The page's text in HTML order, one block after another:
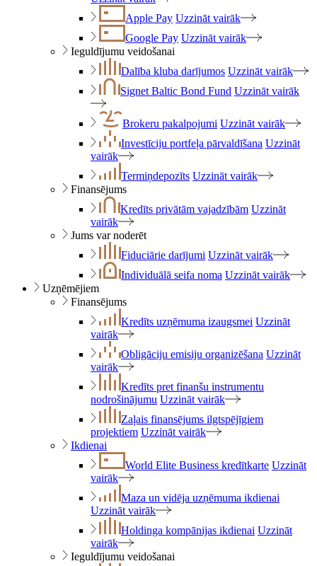
Apple Pay Uzzināt vairāk
Google Pay Uzzināt vairāk
Ieguldījumu veidošanai
Dalība kluba darījumos Uzzināt vairāk
Signet Baltic Bond Fund Uzzināt vairāk
Brokeru pakalpojumi Uzzināt vairāk
Investīciju portfeļa pārvaldīšana Uzzināt
vairāk
Termiņdepozīts Uzzināt vairāk
Finansējums
Kredīts privātām vajadzībām Uzzināt
vairāk
Jums var noderēt
Fiduciārie darījumi Uzzināt vairāk
Individuālā seifa noma Uzzināt vairāk
Uzņēmējiem
Finansējums
Kredīts uzņēmuma izaugsmei Uzzināt
vairāk
Obligāciju emisiju organizēšana Uzzināt
vairāk
Kredīts pret finanšu instrumentu
nodrošinājumu Uzzināt vairāk
Zaļais finansējums ilgtspējīgiem
projektiem Uzzināt vairāk
Ikdienai
World Elite Business kredītkarte Uzzināt
vairāk
Maza un vidēja uzņēmuma ikdienai
Uzzināt vairāk
Holdinga kompānijas ikdienai Uzzināt
vairāk
Ieguldījumu veidošanai